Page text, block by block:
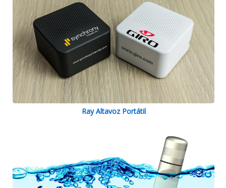
Ray Altavoz Portátil